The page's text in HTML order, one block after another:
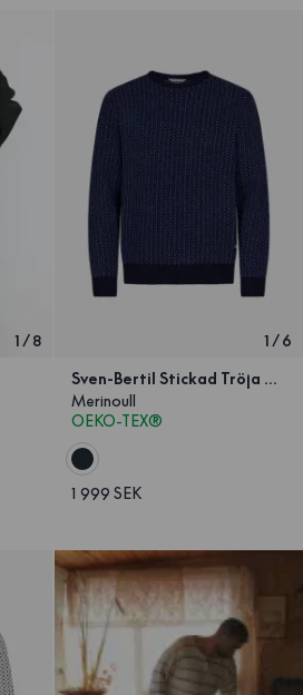
1/8
1/6
Sven-Bertil Stickad Tröja Navy
Merinoull
OEKO-TEX®
1 999 SEK